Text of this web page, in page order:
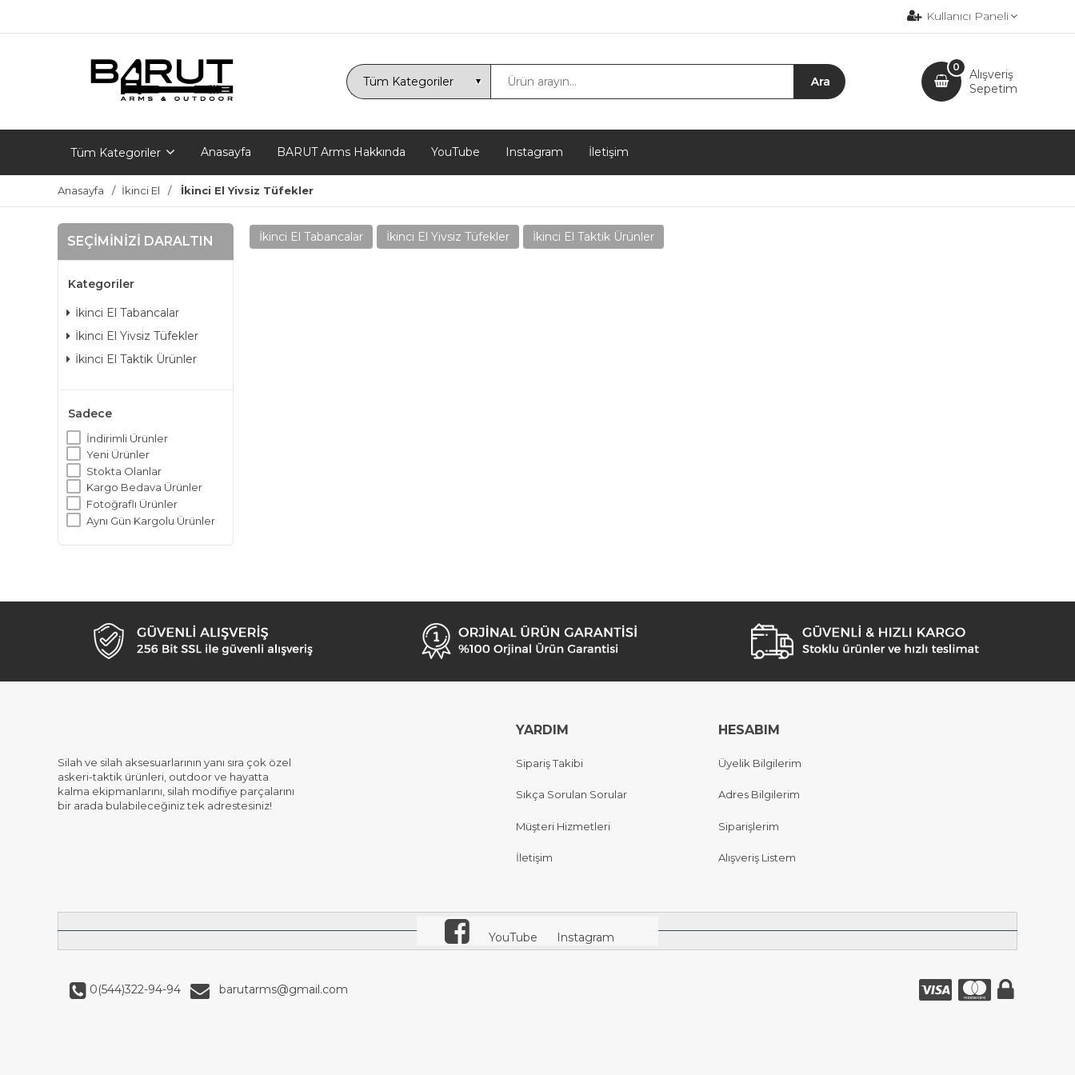
Kullanıcı Paneli
Alışveriş
Sepetim
0
Tüm Kategoriler Anasayfa BARUT Arms Hakkında YouTube Instagram İletişim
Anasayfa İkinci El İkinci El Yivsiz Tüfekler
SEÇIMINIZI DARALTIN
Kategoriler
İkinci El Tabancalar
İkinci El Yivsiz Tüfekler
İkinci El Taktik Ürünler
Sadece
İndirimli Ürünler
Yeni Ürünler
Stokta Olanlar
Kargo Bedava Ürünler
Fotoğraflı Ürünler
Aynı Gün Kargolu Ürünler
İkinci El Tabancalar İkinci El Yivsiz Tüfekler İkinci El Taktik Ürünler
Silah ve silah aksesuarlarının yanı sıra çok özel
askeri-taktik ürünleri, outdoor ve hayatta
kalma ekipmanlarını, silah modifiye parçalarını
bir arada bulabileceğiniz tek adrestesiniz!
YARDIM
Sipariş Takibi
Sıkça Sorulan Sorular
Müşteri Hizmetleri
İletişim
HESABIM
Üyelik Bilgilerim
Adres Bilgilerim
Siparişlerim
Alışveriş Listem
YouTube Instagram
0(544)322-94-94 barutarms@gmail.com